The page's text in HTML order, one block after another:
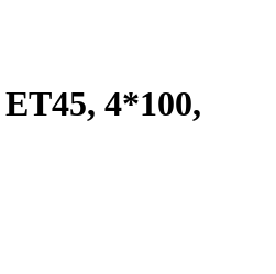
4*100,